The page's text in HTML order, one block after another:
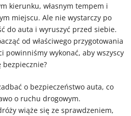
kierunku, własnym tempem i
miejscu. Ale nie wystarczy po
do auta i wyruszyć przed siebie.
od właściwego przygotowania
powinniśmy wykonać, aby wszyscy
bezpiecznie?
o bezpieczeństwo auta, co
o ruchu drogowym.
wiąże się ze sprawdzeniem,